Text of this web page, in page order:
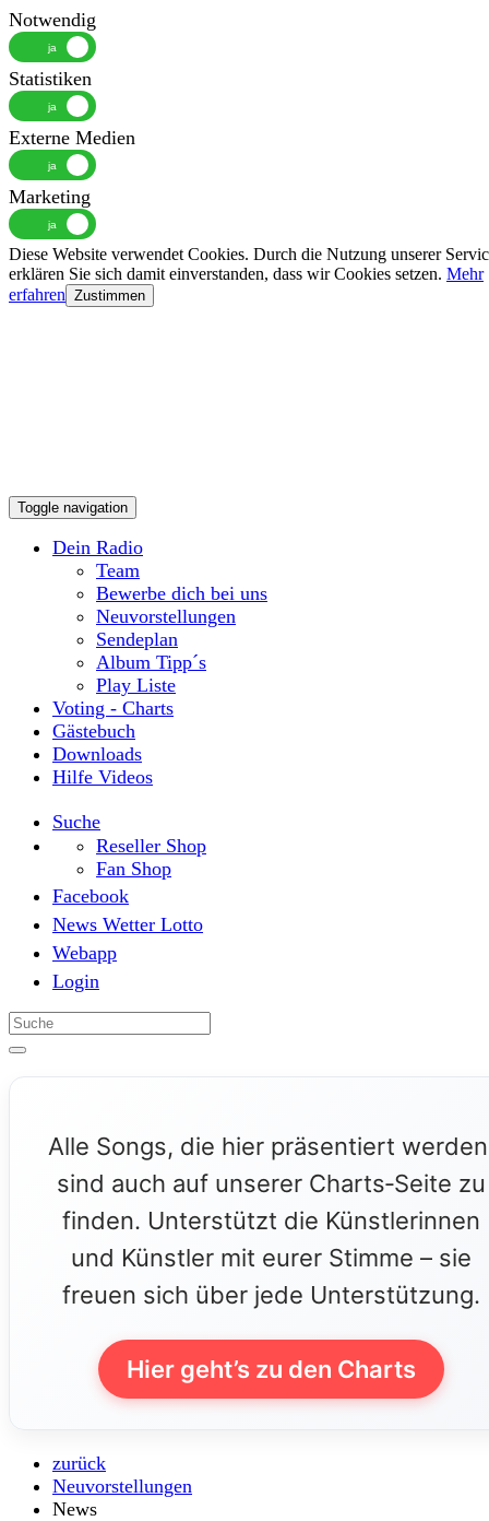
Notwendig
Statistiken
Externe Medien
Marketing
Diese Website verwendet Cookies. Durch die Nutzung unserer
erklären Sie sich damit einverstanden, dass wir Cookies setzen. Mehr
erfahren Zustimmen
Toggle navigation
Dein Radio
Team
Bewerbe dich bei uns
Neuvorstellungen
Sendeplan
Album Tipp´s
Play Liste
Voting - Charts
Gästebuch
Downloads
Hilfe Videos
Suche
Reseller Shop
Fan Shop
Facebook
News Wetter Lotto
Webapp
Login
Alle Songs, die hier präsentiert
sind auch auf unserer Charts‑Seite zu
finden. Unterstützt die Künstlerinnen
und Künstler mit eurer Stimme – sie
freuen sich über jede Unterstützung.
Hier geht’s zu den Charts
zurück
Neuvorstellungen
News